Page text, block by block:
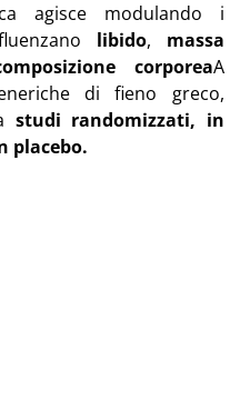
agisce modulando i
libido, massa
corporeaA
di fieno greco,
studi randomizzati, in
placebo.